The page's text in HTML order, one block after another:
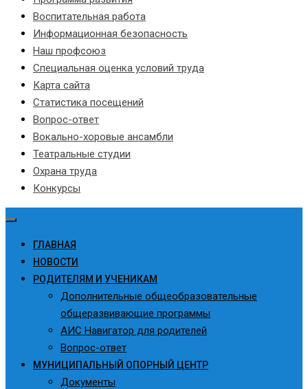
Воспитательная работа
Информационная безопасность
Наш профсоюз
Специальная оценка условий труда
Карта сайта
Статистика посещений
Вопрос-ответ
Вокально-хоровые ансамбли
Театральные студии
Охрана труда
Конкурсы
ГЛАВНАЯ
НОВОСТИ
РОДИТЕЛЯМ И УЧЕНИКАМ
Дополнительные общеобразовательные
общеразвивающие программы
АИС Навигатор для родителей
Вопрос-ответ
МУНИЦИПАЛЬНЫЙ ОПОРНЫЙ ЦЕНТР
Документы